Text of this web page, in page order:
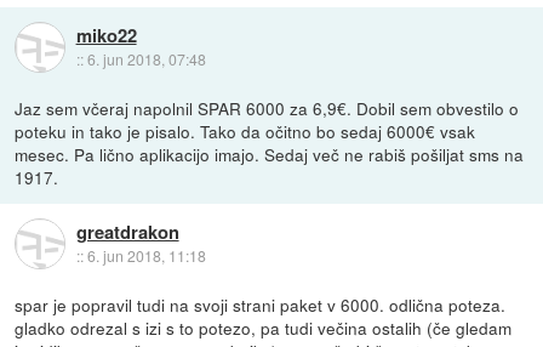
miko22
::6. jun 2018, 07:48
Jaz sem včeraj napolnil SPAR 6000 za 6,9€. Dobil sem obvestilo o
poteku in tako je pisalo. Tako da očitno bo sedaj 6000€ vsak
mesec. Pa lično aplikacijo imajo. Sedaj več ne rabiš pošiljat sms na
1917.
greatdrakon
::6. jun 2018, 11:18
spar je popravil tudi na svoji strani paket v 6000. odlična poteza.
gladko odrezal s izi s to potezo, pa tudi večina ostalih (če gledam